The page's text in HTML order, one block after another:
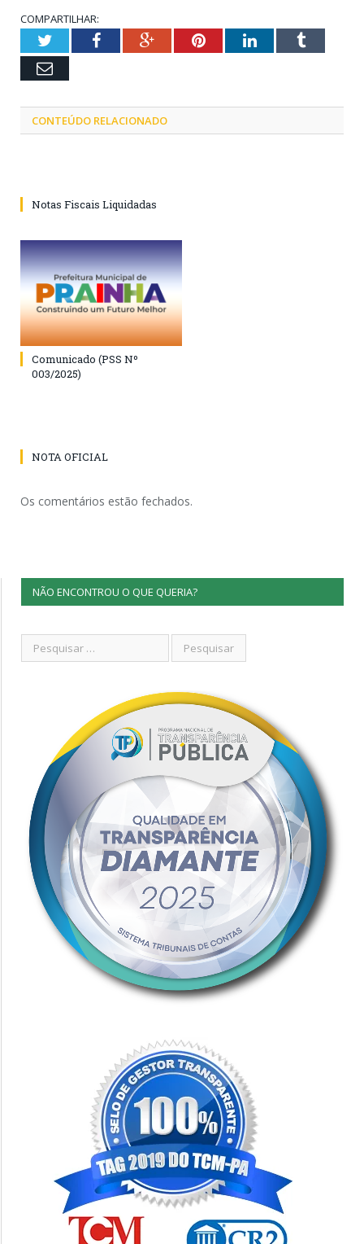
COMPARTILHAR:
TwitterFacebookGoogle+PinterestLinkedInTumblr
Email
CONTEÚDO RELACIONADO
Notas Fiscais Liquidadas
Comunicado (PSS Nº
003/2025)
NOTA OFICIAL
Os comentários estão fechados.
NÃO ENCONTROU O QUE QUERIA?